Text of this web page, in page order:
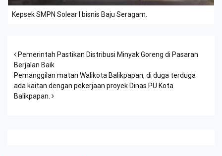
Kepsek SMPN Solear I bisnis Baju Seragam.
Post navigation
Pemerintah Pastikan Distribusi Minyak Goreng di Pasaran
Berjalan Baik
Pemanggilan matan Walikota Balikpapan, di duga terduga
ada kaitan dengan pekerjaan proyek Dinas PU Kota
Balikpapan.